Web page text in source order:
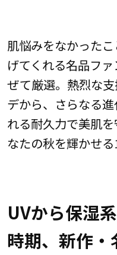
肌悩みをなかった
げてくれる名品フ
ぜて厳選。熱烈な
デから、さらなる
れる耐久力で美肌
なたの秋を輝かせる
UVから保湿
時期、新作